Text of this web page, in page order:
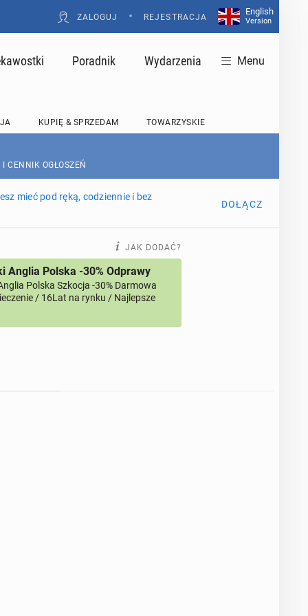
ZALOGUJ • REJESTRACJA
English
Version
Poradnik Wydarzenia Menu
KUPIĘ & SPRZEDAM TOWARZYSKIE
I CENNIK OGŁOSZEŃ
mieć pod ręką, codziennie i bez
DOŁĄCZ
JAK DODAĆ?
Anglia Polska -30% Odprawy
Polska Szkocja -30% Darmowa
/ 16Lat na rynku / Najlepsze